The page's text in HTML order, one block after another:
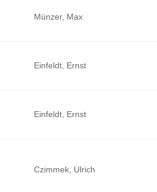
Münzer, Max
Einfeldt, Ernst
Einfeldt, Ernst
Czimmek, Ulrich